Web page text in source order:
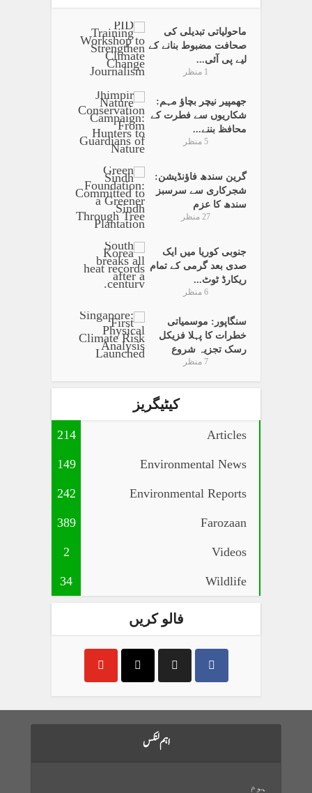
ماحولیاتی تبدیلی کی
صحافت مضبوط بنانے کے
لیے پی آئی...
1 منظر
جھمپیر نیچر بچاؤ مہم:
شکاریوں سے فطرت کے
محافظ بننے...
5 منظر
گرین سندھ فاؤنڈیشن:
شجرکاری سے سرسبز
سندھ کا عزم
27 منظر
جنوبی کوریا میں ایک
صدی بعد گرمی کے تمام
ریکارڈ ٹوٹ...
6 منظر
سنگاپور: موسمیاتی
خطرات کا پہلا فزیکل
رسک تجزیہ شروع
7 منظر
کیٹیگریز
Articles
214
Environmental News
149
Environmental Reports
242
Farozaan
389
Videos
2
Wildlife
34
فالو کریں
اہم لنکس
ہوم